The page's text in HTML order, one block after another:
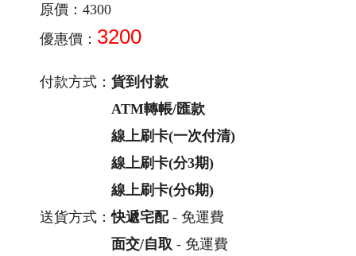
原價：4300
優惠價： 3200
付款方式： 貨到付款
ATM轉帳/匯款
線上刷卡(一次付清)
線上刷卡(分3期)
線上刷卡(分6期)
送貨方式：快遞宅配- 免運費
面交/自取 - 免運費